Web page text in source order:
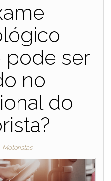
pode ser
no
do
Motoristas